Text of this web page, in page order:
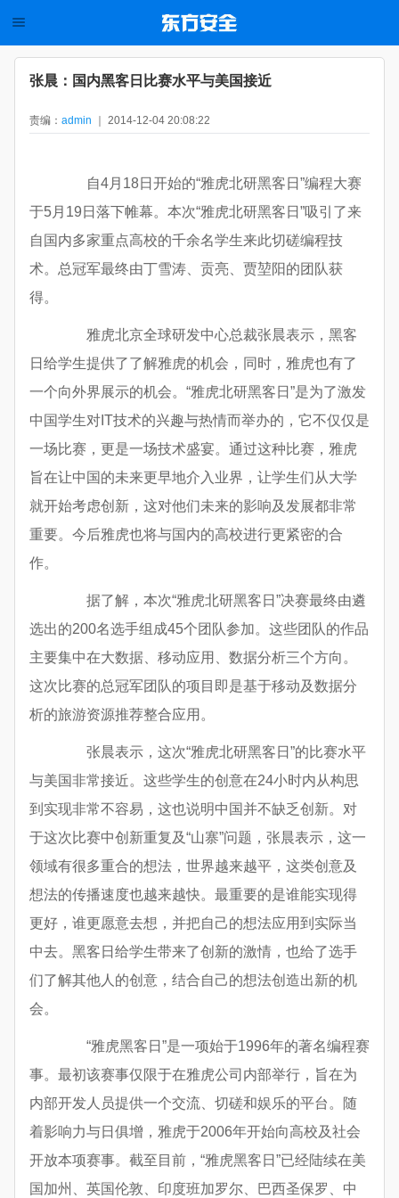
张晨：国内黑客日比赛水平与美国接近
责编： admin ｜ 2014-12-04 20:08:22
自4月18日开始的“雅虎北研黑客日”编程大赛
于5月19日落下帷幕。本次“雅虎北研黑客日”吸引了来
自国内多家重点高校的千余名学生来此切磋编程技
术。总冠军最终由丁雪涛、贡亮、贾堃阳的团队获
得。
雅虎北京全球研发中心总裁张晨表示，黑客
日给学生提供了了解雅虎的机会，同时，雅虎也有了
一个向外界展示的机会。“雅虎北研黑客日”是为了激发
中国学生对IT技术的兴趣与热情而举办的，它不仅仅是
一场比赛，更是一场技术盛宴。通过这种比赛，雅虎
旨在让中国的未来更早地介入业界，让学生们从大学
就开始考虑创新，这对他们未来的影响及发展都非常
重要。今后雅虎也将与国内的高校进行更紧密的合
作。
据了解，本次“雅虎北研黑客日”决赛最终由遴
选出的200名选手组成45个团队参加。这些团队的作品
主要集中在大数据、移动应用、数据分析三个方向。
这次比赛的总冠军团队的项目即是基于移动及数据分
析的旅游资源推荐整合应用。
张晨表示，这次“雅虎北研黑客日”的比赛水平
与美国非常接近。这些学生的创意在24小时内从构思
到实现非常不容易，这也说明中国并不缺乏创新。对
于这次比赛中创新重复及“山寨”问题，张晨表示，这一
领域有很多重合的想法，世界越来越平，这类创意及
想法的传播速度也越来越快。最重要的是谁能实现得
更好，谁更愿意去想，并把自己的想法应用到实际当
中去。黑客日给学生带来了创新的激情，也给了选手
们了解其他人的创意，结合自己的想法创造出新的机
会。
“雅虎黑客日”是一项始于1996年的著名编程赛
事。最初该赛事仅限于在雅虎公司内部举行，旨在为
内部开发人员提供一个交流、切磋和娱乐的平台。随
着影响力与日俱增，雅虎于2006年开始向高校及社会
开放本项赛事。截至目前，“雅虎黑客日”已经陆续在美
国加州、英国伦敦、印度班加罗尔、巴西圣保罗、中